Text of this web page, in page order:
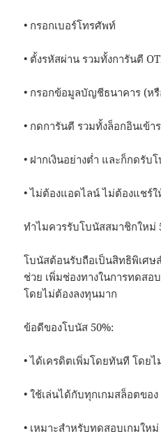
• กรอกเบอร์โทรศัพท์
• ตั้งรหัสผ่าน รวมทั้งการันตี
• กรอกข้อมูลบัญชีธนาคาร (ห
• กดการันตี รวมทั้งล็อกอินเข้า
• ฝากเงินอย่างต่ำ และก็กดรับ
• ไม่ต้องแอดไลน์ ไม่ต้องแชร์
ทำไมควรรับโบนัสสมาชิกใหม่
โบนัสต้อนรับถือเป็นสิทธิพิเศษ
ช่วย เพิ่มช่องทางในการทดสอ
โดยไม่ต้องลงทุนมาก
ข้อดีของโบนัส 50%:
• ได้เครดิตเพิ่มโดยทันที โดย
• ใช้เล่นได้กับทุกเกมสล็อตของ
• เหมาะสำหรับทดสอบเกมใหม่